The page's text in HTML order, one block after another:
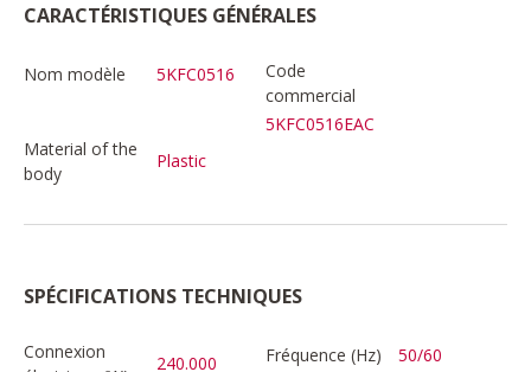
CARACTÉRISTIQUES GÉNÉRALES
Nom modèle 5KFC0516
Code
commercial
5KFC0516EAC
Material of the
body
Plastic
SPÉCIFICATIONS TECHNIQUES
Connexion
240.000 Fréquence (Hz)
50/60